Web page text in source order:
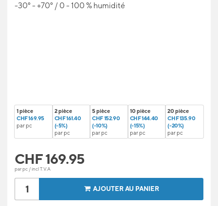
-30° - +70° / 0 - 100 % humidité
1 pièce
CHF 169.95
par pc
2 pièce
CHF 161.40
(-5%)
par pc
5 pièce
CHF 152.90
(-10%)
par pc
10 pièce
CHF 144.40
(-15%)
par pc
20 pièce
CHF 135.90
(-20%)
par pc
CHF169.95
par pc / incl T.V.A
AJOUTER AU PANIER